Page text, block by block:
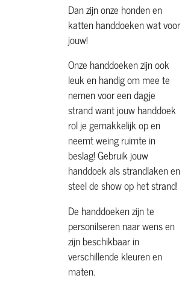
Dan zijn onze honden en
katten handdoeken wat voor
jouw!
Onze handdoeken zijn ook
leuk en handig om mee te
nemen voor een dagje
strand want jouw handdoek
rol je gemakkelijk op en
neemt weing ruimte in
beslag! Gebruik jouw
handdoek als strandlaken en
steel de show op het strand!
De handdoeken zijn te
personilseren naar wens en
zijn beschikbaar in
verschillende kleuren en
maten.